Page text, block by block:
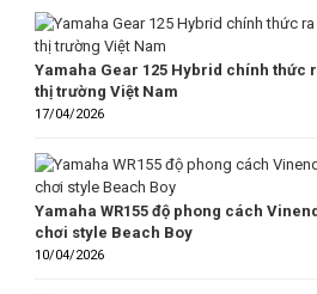
Yamaha Gear 125 Hybrid chính thức
thị trường Việt Nam
17/04/2026
Yamaha WR155 độ phong cách
chơi style Beach Boy
10/04/2026